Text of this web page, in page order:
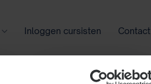
Inloggen cursisten Contact
Zoeken